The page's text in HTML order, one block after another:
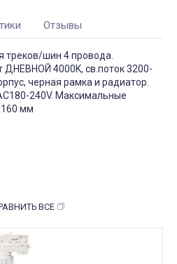
Отзывы
треков/шин 4 провода.
ДНЕВНОЙ 4000K, св.поток 3200-
черная рамка и радиатор.
240V. Максимальные
мм
ВСЕ